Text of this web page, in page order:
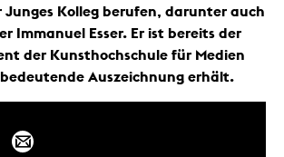
Junges Kolleg berufen, darunter auch
Immanuel Esser. Er ist bereits der
der Kunsthochschule für Medien
Auszeichnung erhält.